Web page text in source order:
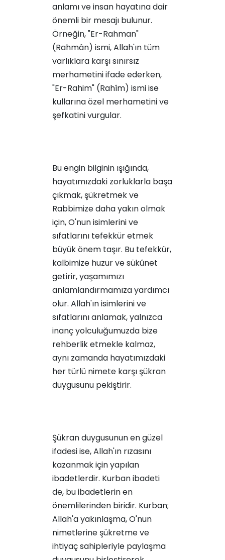
anlamı ve insan hayatına dair
önemli bir mesajı bulunur.
Örneğin, "Er-Rahman"
(Rahmân) ismi, Allah'ın tüm
varlıklara karşı sınırsız
merhametini ifade ederken,
"Er-Rahim" (Rahîm) ismi ise
kullarına özel merhametini ve
şefkatini vurgular.
Bu engin bilginin ışığında,
hayatımızdaki zorluklarla başa
çıkmak, şükretmek ve
Rabbimize daha yakın olmak
için, O'nun isimlerini ve
sıfatlarını tefekkür etmek
büyük önem taşır. Bu tefekkür,
kalbimize huzur ve sükûnet
getirir, yaşamımızı
anlamlandırmamıza yardımcı
olur. Allah'ın isimlerini ve
sıfatlarını anlamak, yalnızca
inanç yolculuğumuzda bize
rehberlik etmekle kalmaz,
aynı zamanda hayatımızdaki
her türlü nimete karşı şükran
duygusunu pekiştirir.
Şükran duygusunun en güzel
ifadesi ise, Allah'ın rızasını
kazanmak için yapılan
ibadetlerdir. Kurban ibadeti
de, bu ibadetlerin en
önemlilerinden biridir. Kurban;
Allah'a yakınlaşma, O'nun
nimetlerine şükretme ve
ihtiyaç sahipleriyle paylaşma